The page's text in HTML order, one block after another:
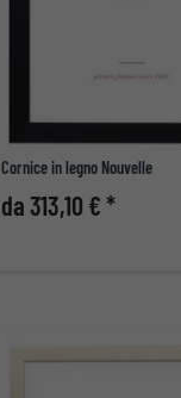
Cornice in legno Nouvelle
da 313,10 € *